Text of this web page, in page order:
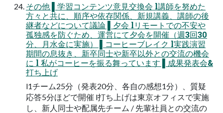
その他 ▌学習コンテンツ意⾒交換会 l講師を努めた
⽅々と共に、順序や依存関係、新規講義、講師の後
継者などについて議論 ▌⼣会 lリモートでの不安や
孤独感を防ぐため、運営にて⼣会を開催（週3回30
分、⽉⽔⾦に実施） ▌コーヒーブレイク l実践演習
期間の息抜き、新卒同⼠や新卒以外との交流の機会
に l 私がコーヒーを振る舞っています ▌成果発表会&
打ち上げ
l1チーム25分（発表20分、各⾃の感想1分）、質疑
応答5分ほどで開催 l打ち上げは東京オフィスで実施
し、新⼈同⼠や配属先チーム / 先輩社員との交流の